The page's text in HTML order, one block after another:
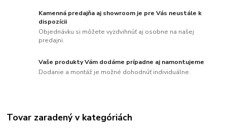
Kamenná predajňa aj showroom je pre Vás neustále k
dispozícii
Objednávku si môžete vyzdvihnúť aj osobne na našej
predajni.
Vaše produkty Vám dodáme prípadne aj namontujeme
Dodanie a montáž je možné dohodnúť individuálne.
Tovar zaradený v kategóriách